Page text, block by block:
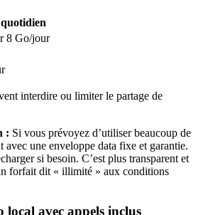
8 Go/jour
interdire ou limiter le partage de
: Si vous prévoyez d’utiliser beaucoup de
avec une enveloppe data fixe et garantie.
si besoin. C’est plus transparent et
forfait dit « illimité » aux conditions
avec appels inclus